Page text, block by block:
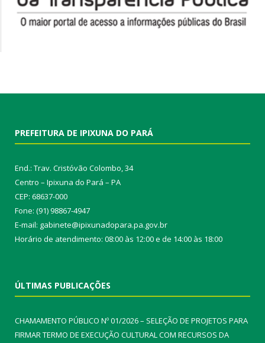
PREFEITURA DE IPIXUNA DO PARÁ
End.: Trav. Cristóvão Colombo, 34
Centro – Ipixuna do Pará – PA
CEP: 68637-000
Fone: (91) 98867-4947
E-mail: gabinete@ipixunadopara.pa.gov.br
Horário de atendimento: 08:00 às 12:00 e de 14:00 às 18:00
ÚLTIMAS PUBLICAÇÕES
CHAMAMENTO PÚBLICO Nº 01/2026 – SELEÇÃO DE PROJETOS PARA
FIRMAR TERMO DE EXECUÇÃO CULTURAL COM RECURSOS DA